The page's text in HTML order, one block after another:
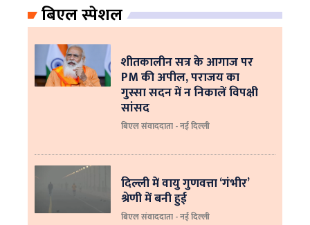
बिएल स्पेशल
शीतकालीन सत्र के आगाज पर
PM की अपील, पराजय का
गुस्सा सदन में न निकालें विपक्षी
सांसद
बिएल संवाददाता - नई दिल्ली
दिल्ली में वायु गुणवत्ता ‘गंभीर’
श्रेणी में बनी हुई
बिएल संवाददाता - नई दिल्ली